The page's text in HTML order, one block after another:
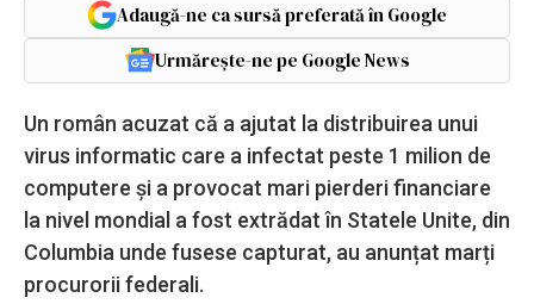
Adaugă-ne ca sursă preferată în Google
Urmărește-ne pe Google News
Un român acuzat că a ajutat la distribuirea unui
virus informatic care a infectat peste 1 milion de
computere și a provocat mari pierderi financiare
la nivel mondial a fost extrădat în Statele Unite, din
Columbia unde fusese capturat, au anunțat marți
procurorii federali.